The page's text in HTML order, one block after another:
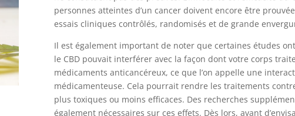
personnes atteintes d’un cancer doivent encore être
essais cliniques contrôlés, randomisés et de grande
Il est également important de noter que certaines études
le CBD pouvait interférer avec la façon dont votre corps
médicaments anticancéreux, ce que l’on appelle une
médicamenteuse. Cela pourrait rendre les traitements
plus toxiques ou moins efficaces. Des recherches
également nécessaires sur ces effets. Dès lors, avant